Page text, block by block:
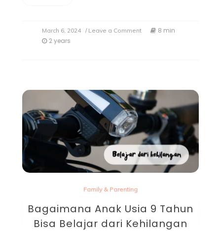
March 6, 2024 / Leave a Comment
8 min
2 years
Family & Parenting
Bagaimana Anak Usia 9 Tahun
Bisa Belajar dari Kehilangan